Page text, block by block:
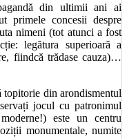
din ultimii ani ai
primele concesii despre
nimeni (tot atunci a fost
legătura superioară a
fiindcă trădase cauza)…
din arondismentul
jocul cu patronimul
este un centru
monumentale, numite